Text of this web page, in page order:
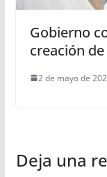
Gobierno
creación
2 de mayo de
Deja una